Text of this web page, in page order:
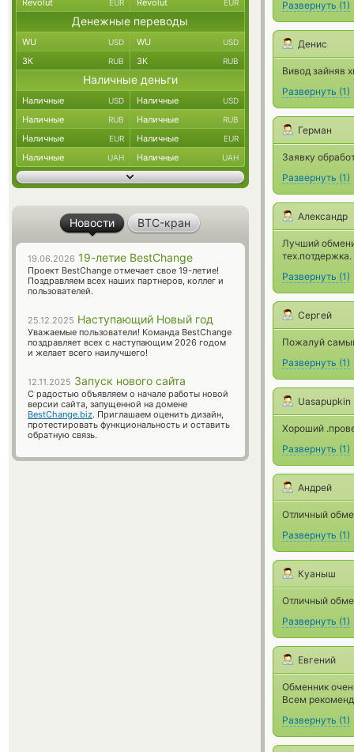
Развернуть (1)
Денис
Вивод зайняв
Развернуть (1)
Герман
Заявку
Развернуть (1)
Александр
Лучший
тех.потдержка.
Развернуть (1)
Сергей
Пожалуй
Развернуть (1)
Uasapupkin
Хороший
Развернуть (1)
Андрей
Отличный
Развернуть (1)
Куаныш
Отличный
Развернуть (1)
Евгений
Обменник
Всем
Развернуть (1)
Revolut EUR Revolut EUR
Денежные переводы
WU USD WU USD
ЗК RUB ЗК RUB
Наличные деньги
Наличные USD Наличные USD
Наличные RUB Наличные RUB
Наличные EUR Наличные EUR
Наличные UAH Наличные UAH
Новости BTC-кран
19.06.2026 19-летие BestChange
Проект BestChange отмечает свое 19-летие!
Поздравляем всех наших партнеров, коллег и
пользователей.
25.12.2025 Наступающий Новый год
Уважаемые пользователи! Команда BestChange
поздравляет всех с наступающим 2026 годом
и желает всего наилучшего!
12.11.2025 Запуск нового сайта
С радостью объявляем о начале работы новой
версии сайта, запущенной на домене
BestChange.biz. Приглашаем оценить дизайн,
протестировать функциональность и оставить
обратную связь.